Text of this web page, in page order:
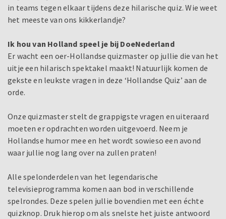
in teams tegen elkaar tijdens deze hilarische quiz. Wie weet
het meeste van ons kikkerlandje?
Ik hou van Holland speel je bij DoeNederland
Er wacht een oer-Hollandse quizmaster op jullie die van het
uitje een hilarisch spektakel maakt! Natuurlijk komen de
gekste en leukste vragen in deze ‘Hollandse Quiz’ aan de
orde.
Onze quizmaster stelt de grappigste vragen en uiteraard
moeten er opdrachten worden uitgevoerd. Neem je
Hollandse humor mee en het wordt sowieso een avond
waar jullie nog lang over na zullen praten!
Alle spelonderdelen van het legendarische
televisieprogramma komen aan bod in verschillende
spelrondes. Deze spelen jullie bovendien met een échte
quizknop. Druk hierop om als snelste het juiste antwoord